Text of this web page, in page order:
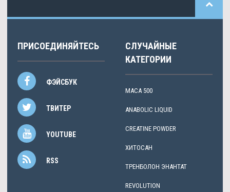
ПРИСОЕДИНЯЙТЕСЬ
ФЭЙСБУК
ТВИТЕР
YOUTUBE
RSS
СЛУЧАЙНЫЕ
КАТЕГОРИИ
MACA 500
ANABOLIC LIQUID
CREATINE POWDER
ХИТОСАН
ТРЕНБОЛОН ЭНАНТАТ
REVOLUTION